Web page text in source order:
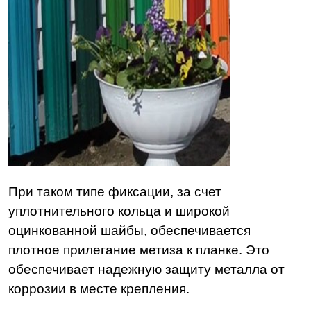
При таком типе фиксации, за счет
уплотнительного кольца и широкой
оцинкованной шайбы, обеспечивается
плотное прилегание метиза к планке. Это
обеспечивает надежную защиту металла от
коррозии в месте крепления.